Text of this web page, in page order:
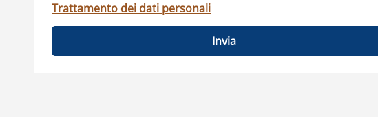
Trattamento dei dati personali
Invia